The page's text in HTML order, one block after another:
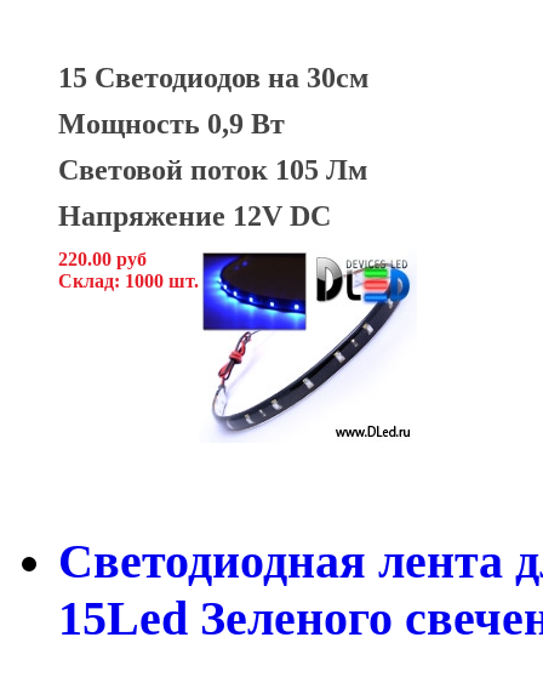
15 Светодиодов на 30см
Мощность 0,9 Вт
Световой поток 105 Лм
Напряжение 12V DC
220.00 руб
Склад: 1000 шт.
Светодиодная лента
15Led Зеленого